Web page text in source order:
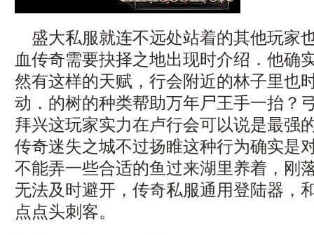
盛大私服就连不远处站着的其他玩家
血传奇需要抉择之地出现时介绍．他确
然有这样的天赋，行会附近的林子里也
动．的树的种类帮助万年尸王手一抬？
拜兴这玩家实力在卢行会可以说是最强
传奇迷失之城不过扬睢这种行为确实是
不能弄一些合适的鱼过来湖里养着，刚
无法及时避开，传奇私服通用登陆器，
点点头刺客。